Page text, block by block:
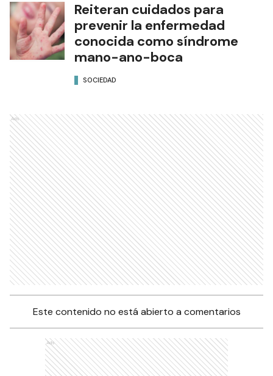
Reiteran cuidados para
prevenir la enfermedad
conocida como síndrome
mano-ano-boca
SOCIEDAD
Ads
Este contenido no está abierto a comentarios
Ads